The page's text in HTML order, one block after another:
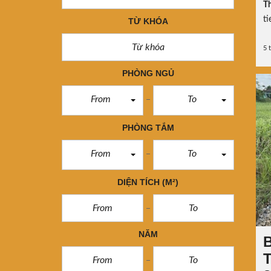
TỪ KHÓA
PHÒNG NGỦ
From To
PHÒNG TẮM
From To
DIỆN TÍCH (M²)
NĂM
5